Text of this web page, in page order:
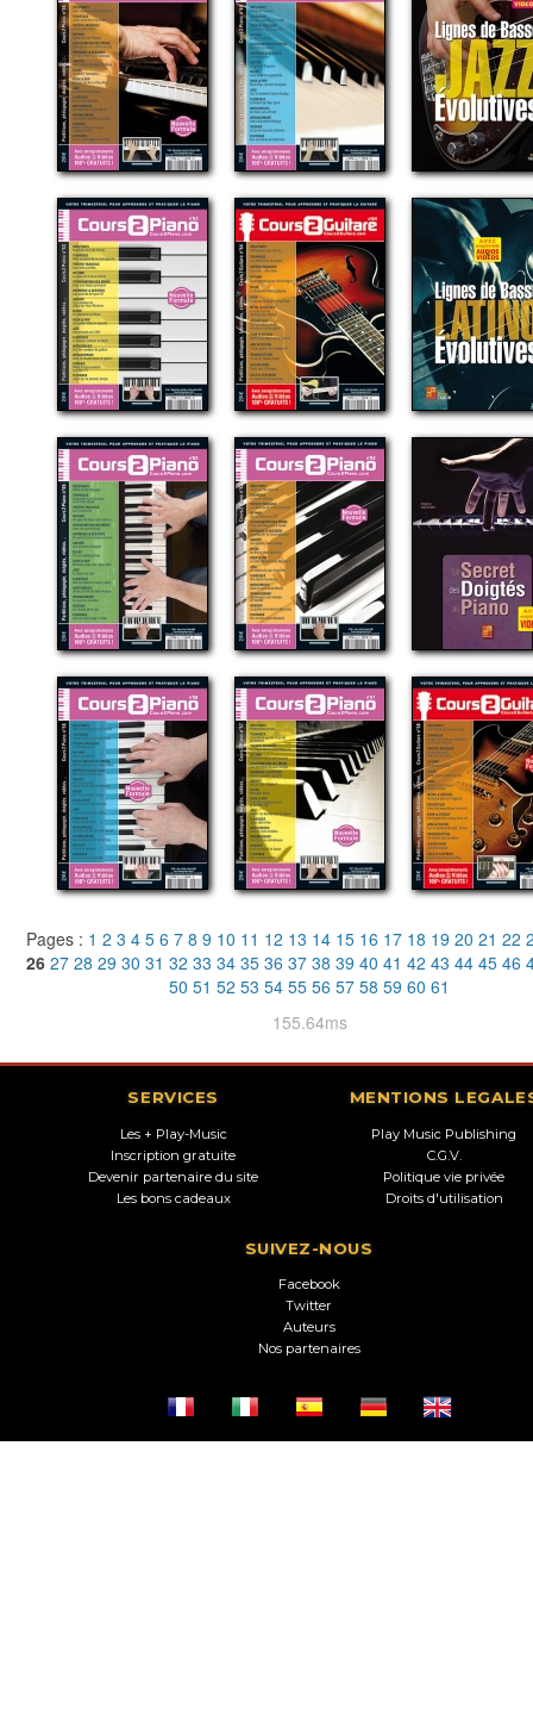
Pages : 1 2 3 4 5 6 7 8 9 10 11 12 13 14 15 16 17 18 19 20 21 22
26 27 28 29 30 31 32 33 34 35 36 37 38 39 40 41 42 43 44 45 46
50 51 52 53 54 55 56 57 58 59 60 61
155.64ms
SERVICES
Les + Play-Music
Inscription gratuite
Devenir partenaire du site
Les bons cadeaux
MENTIONS
Play Music Publishing
C.G.V.
Politique vie privée
Droits d'utilisation
SUIVEZ-NOUS
Facebook
Twitter
Auteurs
Nos partenaires